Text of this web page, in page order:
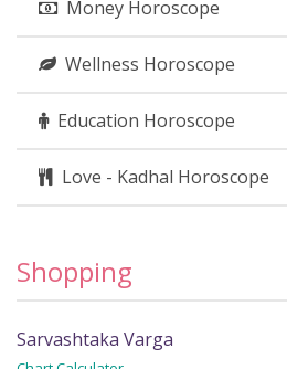
Money Horoscope
Wellness Horoscope
Education Horoscope
Love - Kadhal Horoscope
Shopping
Sarvashtaka Varga